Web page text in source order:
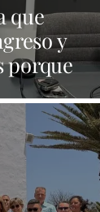
que
y
porque
fiesta
en el